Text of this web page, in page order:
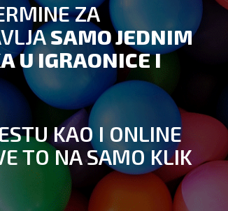
ZA
SAMO JEDNIM
U IGRAONICE I
KAO I ONLINE
TO NA SAMO KLIK